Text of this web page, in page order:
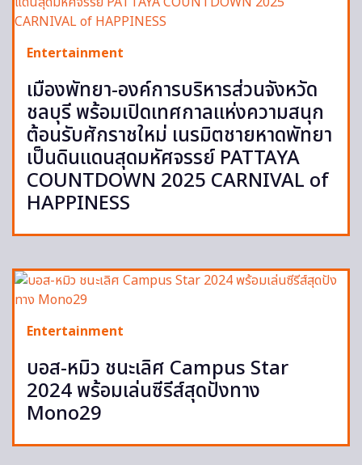
Entertainment
เมืองพัทยา-องค์การบริหารส่วนจังหวัด
ชลบุรี พร้อมเปิดเทศกาลแห่งความสนุก
ต้อนรับศักราชใหม่ เนรมิตชายหาดพัทยา
เป็นดินแดนสุดมหัศจรรย์ PATTAYA
COUNTDOWN 2025 CARNIVAL of
HAPPINESS
Entertainment
บอส-หมิว ชนะเลิศ Campus Star
2024 พร้อมเล่นซีรีส์สุดปังทาง
Mono29